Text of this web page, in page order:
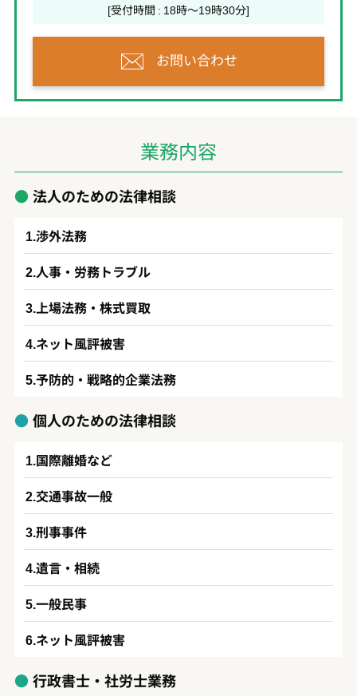
[受付時間 : 18時～19時30分]
お問い合わせ
業務内容
法人のための法律相談
渉外法務
人事・労務トラブル
上場法務・株式買取
ネット風評被害
予防的・戦略的企業法務
個人のための法律相談
国際離婚など
交通事故一般
刑事事件
遺言・相続
一般民事
ネット風評被害
行政書士・社労士業務